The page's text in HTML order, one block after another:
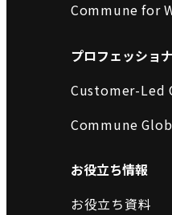
Commune for
プロフェッショ
Customer-Led
Commune
お役立ち情報
お役立ち資料